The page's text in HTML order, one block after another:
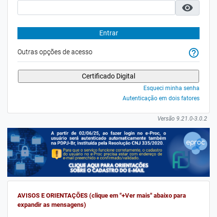
visibility
Entrar
Outras opções de acesso help_outline
Esqueci minha senha
Autenticação em dois fatores
Versão 9.21.0-3.0.2
AVISOS E ORIENTAÇÕES (clique em "+Ver mais" abaixo para
expandir as mensagens)